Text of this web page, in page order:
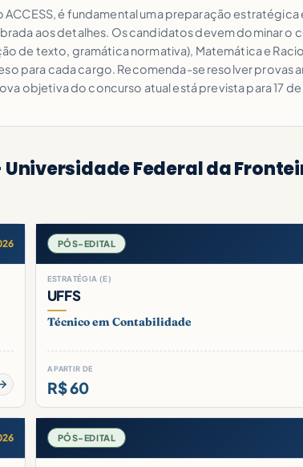
é fundamental uma preparação
aos detalhes. Os candidatos devem dominar
de texto, gramática normativa), Matemática e
para cada cargo. Recomenda-se resolver provas
objetiva do concurso atual está prevista para 17
Federal da
PÓS-EDITAL
ESTRATÉGIA (E)
UFFS
Técnico em Contabilidade
A PARTIR DE
R$ 60
PÓS-EDITAL